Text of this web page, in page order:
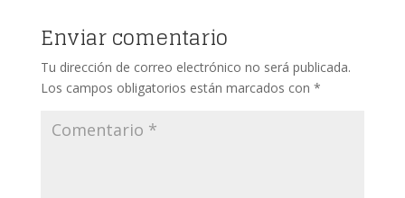
Enviar comentario
Tu dirección de correo electrónico no será publicada.
Los campos obligatorios están marcados con *